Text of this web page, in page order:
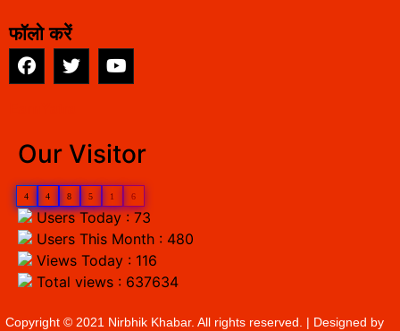
फॉलो करें
Our Visitor
4 4 8 5 1 6
Users Today : 73
Users This Month : 480
Views Today : 116
Total views : 637634
Copyright © 2021 Nirbhik Khabar. All rights reserved. | Designed by